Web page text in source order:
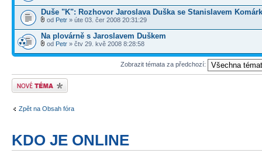
Duše "K": Rozhovor Jaroslava Duška se Stanislavem
od Petr » úte 03. čer 2008 20:31:29
Na plovárně s Jaroslavem Duškem
od Petr » čtv 29. kvě 2008 8:28:58
Zobrazit témata za předchozí:
Odeslat nové téma
Zpět na Obsah fóra
KDO JE ONLINE